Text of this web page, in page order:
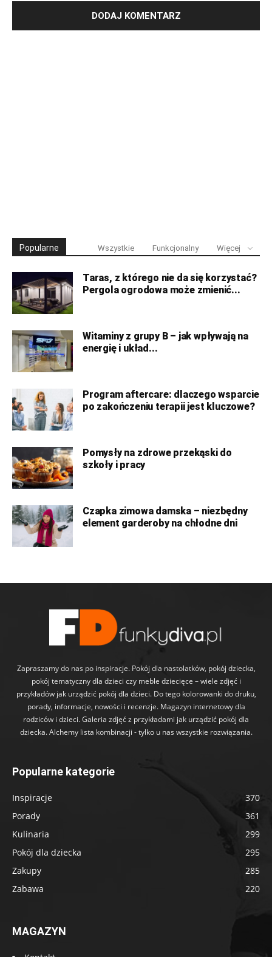
Popularne Wszystkie Funkcjonalny Więcej
Taras, z którego nie da się korzystać?
Pergola ogrodowa może zmienić...
Witaminy z grupy B – jak wpływają na
energię i układ...
Program aftercare: dlaczego wsparcie
po zakończeniu terapii jest kluczowe?
Pomysły na zdrowe przekąski do
szkoły i pracy
Czapka zimowa damska – niezbędny
element garderoby na chłodne dni
Zapraszamy do nas po inspiracje. Pokój dla nastolatków, pokój dziecka,
pokój tematyczny dla dzieci czy meble dziecięce – wiele zdjęć i
przykładów jak urządzić pokój dla dzieci. Do tego kolorowanki do druku,
porady, informacje, nowości i recenzje. Magazyn internetowy dla
rodziców i dzieci. Galeria zdjęć z przykładami jak urządzić pokój dla
dziecka. Alchemy lista kombinacji - tylko u nas wszystkie rozwiązania.
Popularne kategorie
Inspiracje
370
Porady
361
Kulinaria
299
Pokój dla dziecka
295
Zakupy
285
Zabawa
220
MAGAZYN